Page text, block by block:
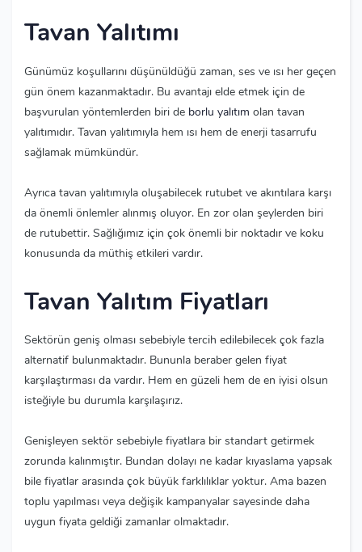
Tavan Yalıtımı
Günümüz koşullarını düşünüldüğü zaman, ses ve ısı her geçen
gün önem kazanmaktadır. Bu avantajı elde etmek için de
başvurulan yöntemlerden biri de borlu yalıtım olan tavan
yalıtımıdır. Tavan yalıtımıyla hem ısı hem de enerji tasarrufu
sağlamak mümkündür.
Ayrıca tavan yalıtımıyla oluşabilecek rutubet ve akıntılara karşı
da önemli önlemler alınmış oluyor. En zor olan şeylerden biri
de rutubettir. Sağlığımız için çok önemli bir noktadır ve koku
konusunda da müthiş etkileri vardır.
Tavan Yalıtım Fiyatları
Sektörün geniş olması sebebiyle tercih edilebilecek çok fazla
alternatif bulunmaktadır. Bununla beraber gelen fiyat
karşılaştırması da vardır. Hem en güzeli hem de en iyisi olsun
isteğiyle bu durumla karşılaşırız.
Genişleyen sektör sebebiyle fiyatlara bir standart getirmek
zorunda kalınmıştır. Bundan dolayı ne kadar kıyaslama yapsak
bile fiyatlar arasında çok büyük farklılıklar yoktur. Ama bazen
toplu yapılması veya değişik kampanyalar sayesinde daha
uygun fiyata geldiği zamanlar olmaktadır.